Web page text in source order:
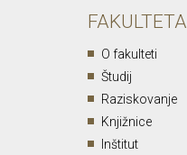
FAKULTETA
O fakulteti
Študij
Raziskovanje
Knjižnice
Inštitut